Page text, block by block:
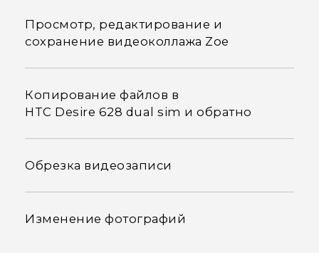
Просмотр, редактирование и
сохранение видеоколлажа Zoe
Копирование файлов в
HTC Desire 628 dual sim и обратно
Обрезка видеозаписи
Изменение фотографий